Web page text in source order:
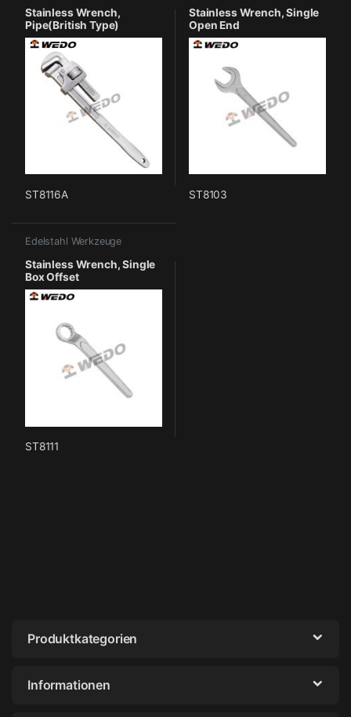
Stainless Wrench,
Pipe(British Type)
ST8116A
Stainless Wrench, Single
Open End
ST8103
Edelstahl Werkzeuge
Stainless Wrench, Single
Box Offset
ST8111
Produktkategorien
Informationen